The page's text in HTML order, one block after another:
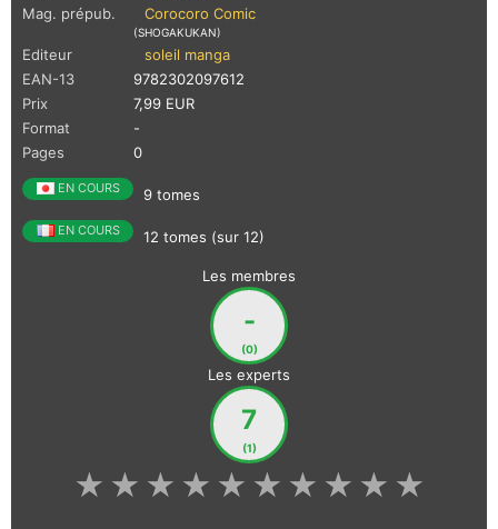
Mag. prépub.
Corocoro Comic
(SHOGAKUKAN)
Editeur
soleil manga
EAN-13
9782302097612
Prix
7,99 EUR
Format
-
Pages
0
EN COURS 9 tomes
EN COURS 12 tomes (sur 12)
Les membres
-
(0)
Les experts
7
(1)
★
★
★
★
★
★
★
★
★
★